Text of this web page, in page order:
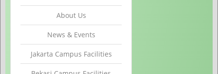
About Us
News & Events
Jakarta Campus Facilities